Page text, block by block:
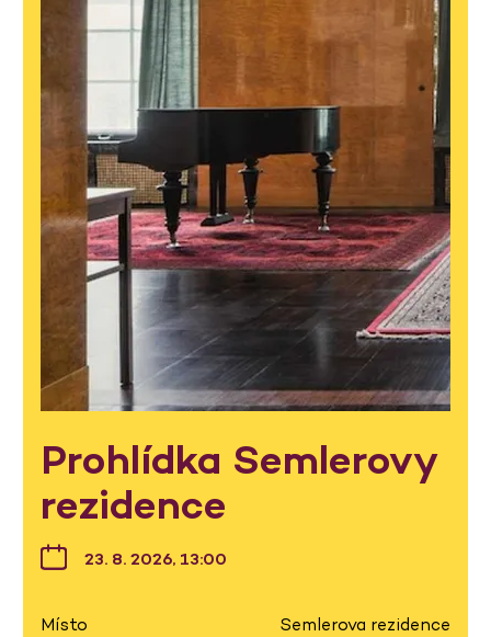
Prohlídka Semlerovy
rezidence
23. 8. 2026, 13:00
Místo Semlerova rezidence